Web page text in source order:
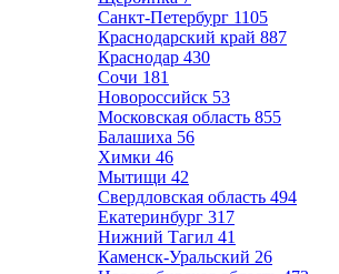
Санкт-Петербург 1105
Краснодарский край 887
Краснодар 430
Сочи 181
Новороссийск 53
Московская область 855
Балашиха 56
Химки 46
Мытищи 42
Свердловская область 494
Екатеринбург 317
Нижний Тагил 41
Каменск-Уральский 26